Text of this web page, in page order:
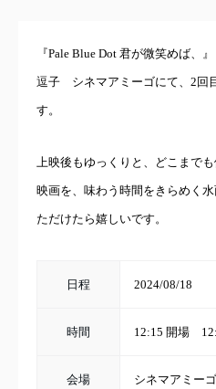
『Pale Blue Dot 君が微笑めば、』
逗子 シネマアミーゴにて、2回
す。
上映後もゆっくりと、どこまで
映画を、味わう時間をきらめく
ただけたら嬉しいです。
日程 2024/08/18
時間 12:15 開場
会場 シネマアミー